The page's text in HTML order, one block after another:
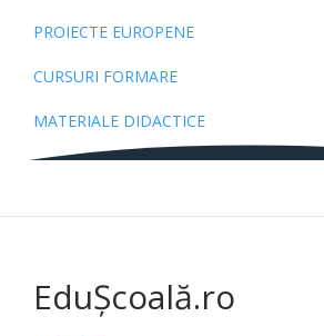
PROIECTE EUROPENE
CURSURI FORMARE
MATERIALE DIDACTICE
EduȘcoală.ro